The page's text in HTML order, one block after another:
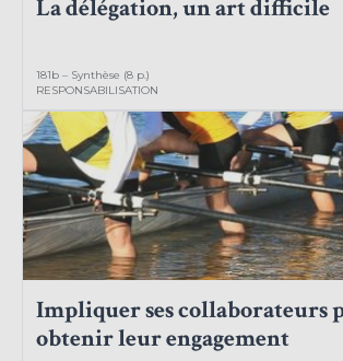
La délégation, un art difficile
181b – Synthèse (8 p.)
RESPONSABILISATION
Impliquer ses collaborateurs
obtenir leur engagement